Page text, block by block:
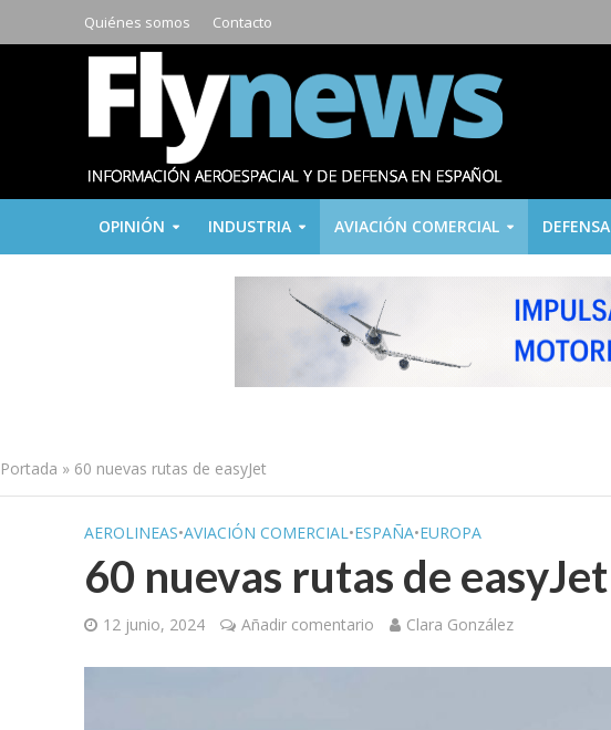
Quiénes somos Contacto
OPINIÓN INDUSTRIA AVIACIÓN COMERCIAL DEFENSA
Portada » 60 nuevas rutas de easyJet
AEROLINEAS•AVIACIÓN COMERCIAL•ESPAÑA•EUROPA
60 nuevas rutas de easyJet
12 junio, 2024 Añadir comentario Clara González